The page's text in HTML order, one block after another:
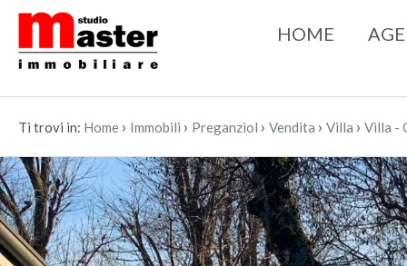
HOME
Ti trovi in: Home › Immobili › Preganziol › Vendita › Villa › Villa -